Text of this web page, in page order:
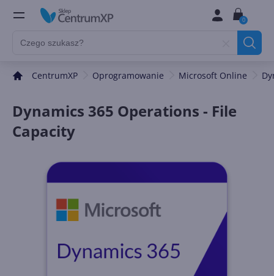
0
CentrumXP Oprogramowanie Microsoft Online
Dynamics 365 Operations - File
Capacity